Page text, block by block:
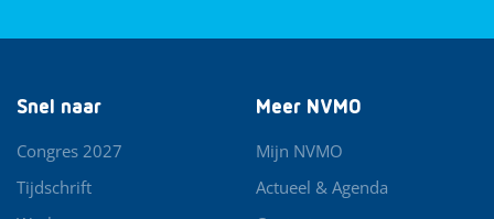
Snel naar
Congres 2027
Tijdschrift
Meer NVMO
Mijn NVMO
Actueel & Agenda